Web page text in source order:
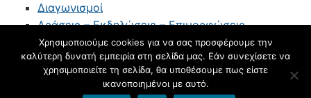
Διαγωνισμοί
Δράσεις – Εκδηλώσεις – Επιμορφώσεις
Επικοινωνία
blogs.sch.gr
Χρησιμοποιούμε cookies για να σας προσφέρουμε την
καλύτερη δυνατή εμπειρία στη σελίδα μας. Εάν συνεχίσετε να
χρησιμοποιείτε τη σελίδα, θα υποθέσουμε πως είστε
ικανοποιημένοι με αυτό.